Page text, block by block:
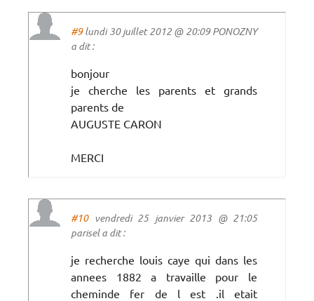
#9lundi 30 juillet 2012 @ 20:09 PONOZNY
a dit :
bonjour
je cherche les parents et grands
parents de
AUGUSTE CARON
MERCI
#10vendredi 25 janvier 2013 @ 21:05
parisel a dit :
je recherche louis caye qui dans les
annees 1882 a travaille pour le
cheminde fer de l est .il etait